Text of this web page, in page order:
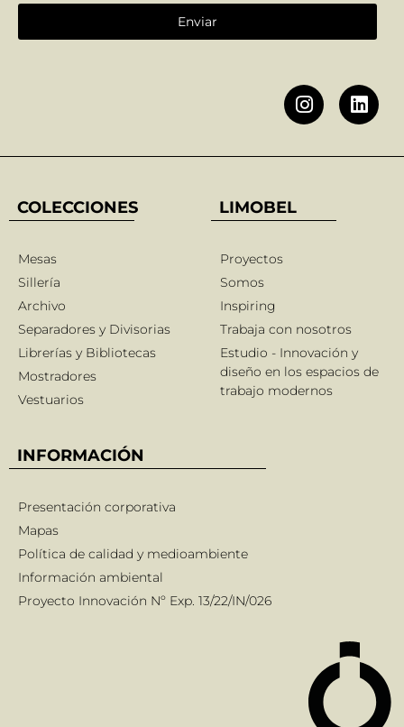
Enviar
COLECCIONES
Mesas
Sillería
Archivo
Separadores y Divisorias
Librerías y Bibliotecas
Mostradores
Vestuarios
LIMOBEL
Proyectos
Somos
Inspiring
Trabaja con nosotros
Estudio - Innovación y
diseño en los espacios de
trabajo modernos
INFORMACIÓN
Presentación corporativa
Mapas
Política de calidad y medioambiente
Información ambiental
Proyecto Innovación Nº Exp. 13/22/IN/026